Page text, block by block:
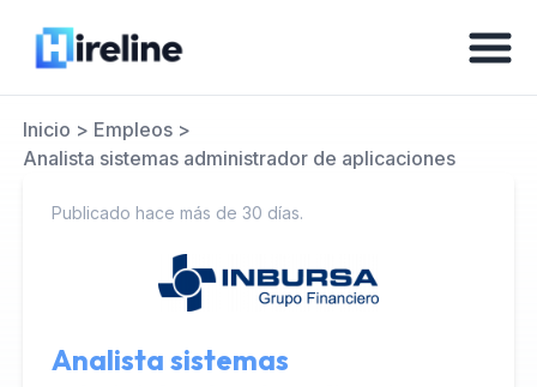
Inicio > Empleos>
Analista sistemas administrador de aplicaciones
Publicado hace más de 30 días.
Analista sistemas